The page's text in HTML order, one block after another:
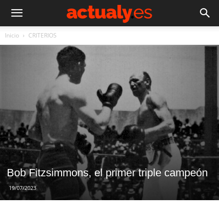
Inicio CRITERIOS
Bob Fitzsimmons, el primer triple campeón
19/07/2023